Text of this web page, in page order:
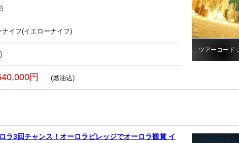
イフ(イエローナイフ)
円 (燃油込)
ツアーコード
ラ3回チャンス！オーロラビレッジでオーロラ観賞 イ